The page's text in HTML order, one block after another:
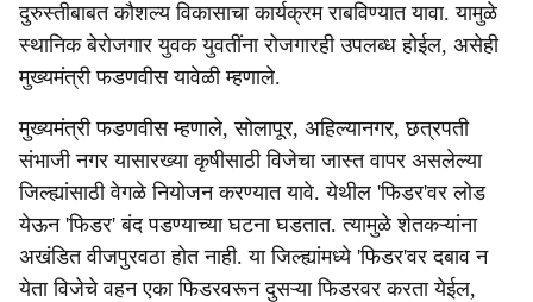
दुरुस्तीबाबत कौशल्य विकासाचा कार्यक्रम राबविण्यात यावा. यामुळे
स्थानिक बेरोजगार युवक युवतींना रोजगारही उपलब्ध होईल, असेही
मुख्यमंत्री फडणवीस यावेळी म्हणाले.
मुख्यमंत्री फडणवीस म्हणाले, सोलापूर, अहिल्यानगर, छत्रपती
संभाजी नगर यासारख्या कृषीसाठी विजेचा जास्त वापर असलेल्या
जिल्ह्यांसाठी वेगळे नियोजन करण्यात यावे. येथील 'फिडर'वर लोड
येऊन 'फिडर' बंद पडण्याच्या घटना घडतात. त्यामुळे शेतकऱ्यांना
अखंडित वीजपुरवठा होत नाही. या जिल्ह्यांमध्ये 'फिडर'वर दबाव न
येता विजेचे वहन एका फिडरवरून दुसऱ्या फिडरवर करता येईल,